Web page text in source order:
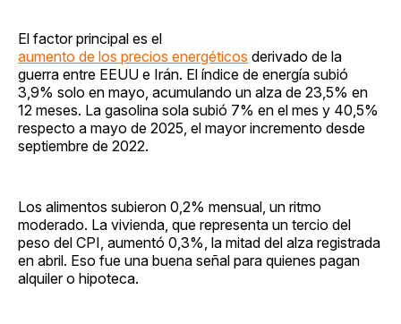
El factor principal es el
aumento de los precios energéticos derivado de la
guerra entre EEUU e Irán. El índice de energía subió
3,9% solo en mayo, acumulando un alza de 23,5% en
12 meses. La gasolina sola subió 7% en el mes y 40,5%
respecto a mayo de 2025, el mayor incremento desde
septiembre de 2022.
Los alimentos subieron 0,2% mensual, un ritmo
moderado. La vivienda, que representa un tercio del
peso del CPI, aumentó 0,3%, la mitad del alza registrada
en abril. Eso fue una buena señal para quienes pagan
alquiler o hipoteca.